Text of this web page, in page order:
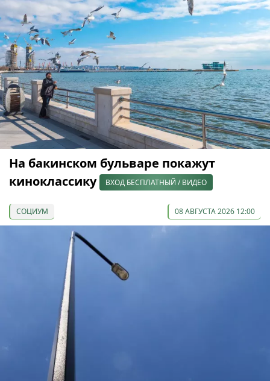
На бакинском бульваре покажут
киноклассику
ВХОД БЕСПЛАТНЫЙ / ВИДЕО
СОЦИУМ 08 АВГУСТА 2026 12:00